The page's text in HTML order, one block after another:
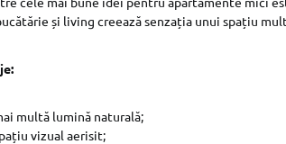
și living creează senzația unui spațiu
multă lumină naturală;
vizual aerisit;